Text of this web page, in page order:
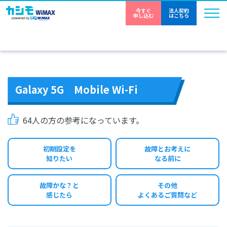
今すぐ
申し込む
法人契約
はこちら
Galaxy 5G Mobile Wi-Fi
64人の方の参考になっています。
初期設定を
知りたい
故障とお考えに
なる前に
故障かな？と
感じたら
その他
よくあるご質問など